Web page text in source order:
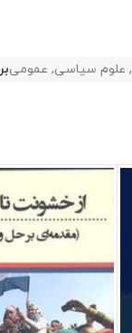
, علوم سیاسی, عمومی